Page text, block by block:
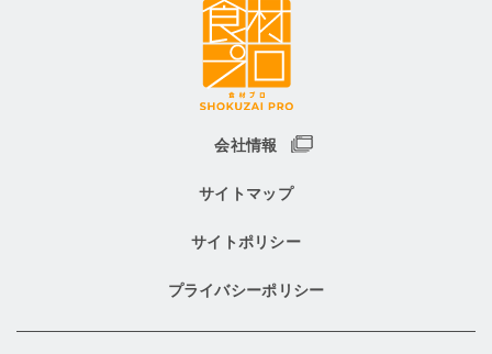
会社情報
サイトマップ
サイトポリシー
プライバシーポリシー